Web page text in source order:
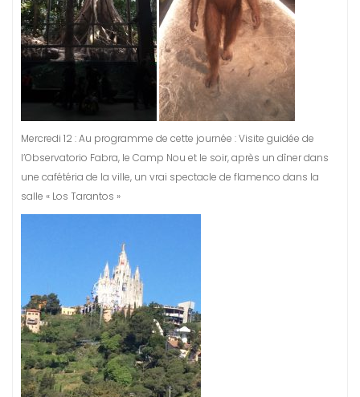
Mercredi 12 : Au programme de cette journée : Visite guidée de
l’Observatorio Fabra, le Camp Nou et le soir, après un dîner dans
une cafétéria de la ville, un vrai spectacle de flamenco dans la
salle « Los Tarantos »